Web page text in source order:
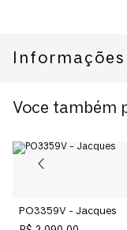
CUIDADOS COM O
0PO3397V
Cor da Armação
Cor das Lentes
Voce também
PO3359V - Jacques